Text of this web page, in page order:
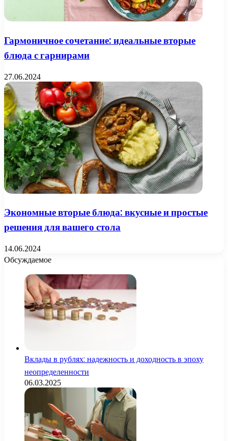
Гармоничное сочетание: идеальные вторые
блюда с гарнирами
27.06.2024
Экономные вторые блюда: вкусные и простые
решения для вашего стола
14.06.2024
Обсуждаемое
Вклады в рублях: надежность и доходность в эпоху
неопределенности
06.03.2025